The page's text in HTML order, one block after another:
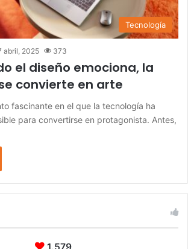
Tecnología
abril, 2025 373
el diseño emociona, la
convierte en arte
fascinante en el que la tecnología ha
para convertirse en protagonista. Antes,